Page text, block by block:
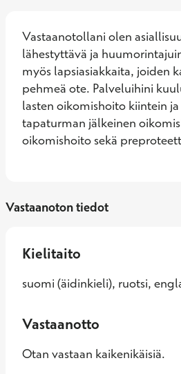
Vastaanotollani olen
lähestyttävä ja
myös lapsiasiakkaita, joiden
pehmeä ote. Palveluihini
lasten oikomishoito kiintein
tapaturman jälkeinen
oikomishoito sekä
Vastaanoton tiedot
Kielitaito
suomi (äidinkieli), ruotsi,
Vastaanotto
Otan vastaan kaikenikäisiä.